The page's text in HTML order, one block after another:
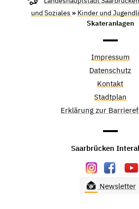
und Soziales » Kinder und
Skateranlagen
Impressum
Datenschutz
Kontakt
Stadtplan
Erklärung zur
Saarbrücken
Newsletter